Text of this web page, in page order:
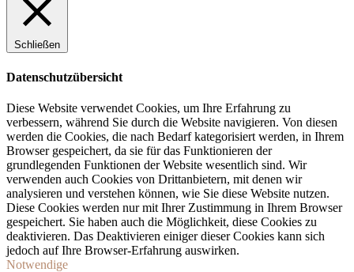
Schließen
Datenschutzübersicht
Diese Website verwendet Cookies, um Ihre Erfahrung zu
verbessern, während Sie durch die Website navigieren. Von diesen
werden die Cookies, die nach Bedarf kategorisiert werden, in Ihrem
Browser gespeichert, da sie für das Funktionieren der
grundlegenden Funktionen der Website wesentlich sind. Wir
verwenden auch Cookies von Drittanbietern, mit denen wir
analysieren und verstehen können, wie Sie diese Website nutzen.
Diese Cookies werden nur mit Ihrer Zustimmung in Ihrem Browser
gespeichert. Sie haben auch die Möglichkeit, diese Cookies zu
deaktivieren. Das Deaktivieren einiger dieser Cookies kann sich
jedoch auf Ihre Browser-Erfahrung auswirken.
Notwendige